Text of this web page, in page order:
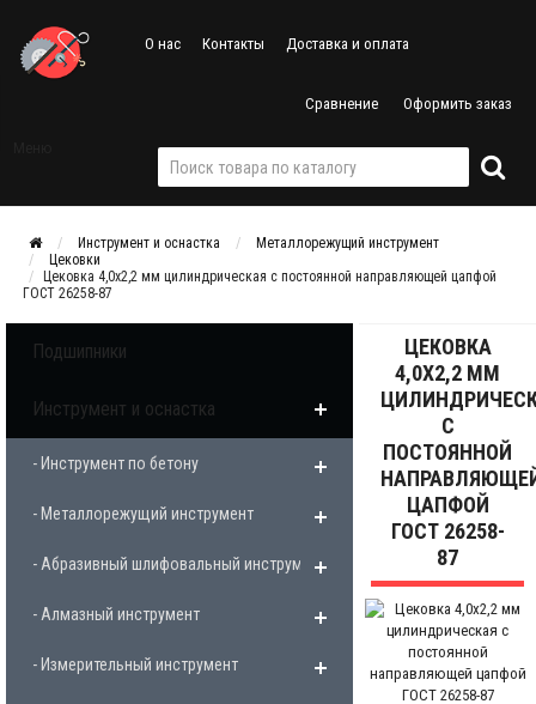
О нас Контакты Доставка и оплата
Сравнение Оформить заказ
Инструмент и оснастка
Металлорежущий инструмент
Цековки
Цековка 4,0х2,2 мм цилиндрическая с постоянной направляющей цапфой
ГОСТ 26258-87
Подшипники
Инструмент и оснастка
- Инструмент по бетону
- Металлорежущий инструмент
- Абразивный шлифовальный инструмент
- Алмазный инструмент
- Измерительный инструмент
ЦЕКОВКА
4,0Х2,2 ММ
С
ПОСТОЯННОЙ
ЦАПФОЙ
ГОСТ 26258-
87